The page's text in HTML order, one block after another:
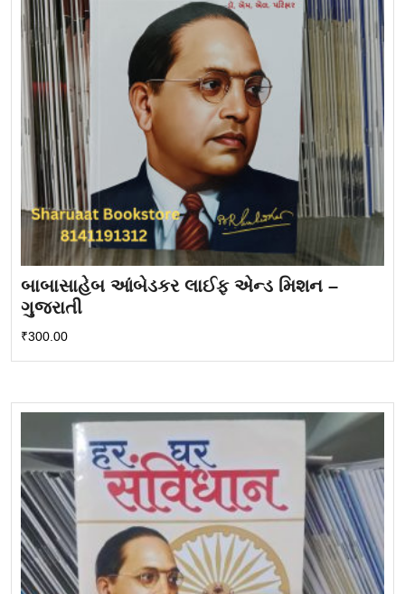
બાબાસાહેબ આંબેડકર લાઈફ એન્ડ મિશન –
ગુજરાતી
₹300.00